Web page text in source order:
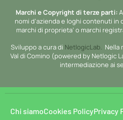
Marchi e Copyright di terze parti:
nomi d’azienda e loghi contenuti
marchi di proprieta’ o marchi
Sviluppo a cura di NetlogicLab. Nella
Val di Comino (powered by Netlogic
intermediazione ai
Chi siamoCookies PolicyPrivacy